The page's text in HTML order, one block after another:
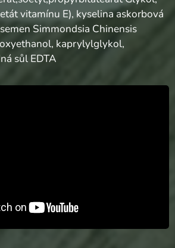
vitamínu E), kyselina askorbová
Simmondsia Chinensis
kaprylylglykol,
sůl EDTA